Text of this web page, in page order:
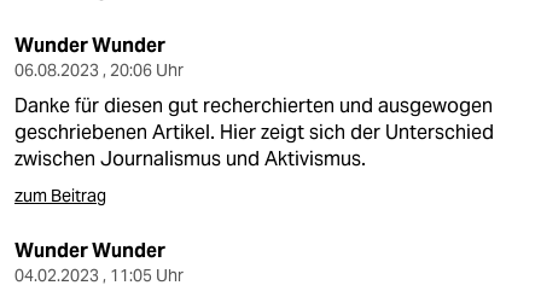
epaper login
Wunder Wunder
06.08.2023 , 20:06 Uhr
Danke für diesen gut recherchierten und ausgewogen
geschriebenen Artikel. Hier zeigt sich der Unterschied
zwischen Journalismus und Aktivismus.
zum Beitrag
Wunder Wunder
04.02.2023 , 11:05 Uhr